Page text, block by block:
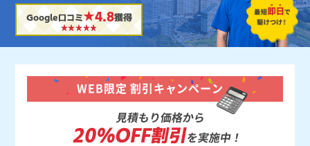
Google口コミ★4.8獲得
WEB限定 割引キャンペーン
見積もり価格から
20%OFF割引を実施中！